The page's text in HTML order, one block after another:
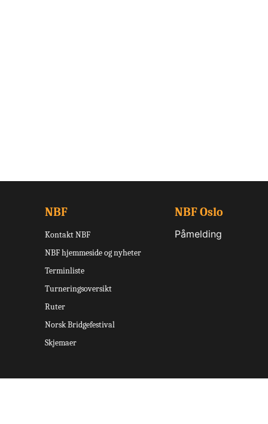
NBF
Kontakt NBF
NBF hjemmeside og nyheter
Terminliste
Turneringsoversikt
Ruter
Norsk Bridgefestival
Skjemaer
NBF Oslo
Påmelding